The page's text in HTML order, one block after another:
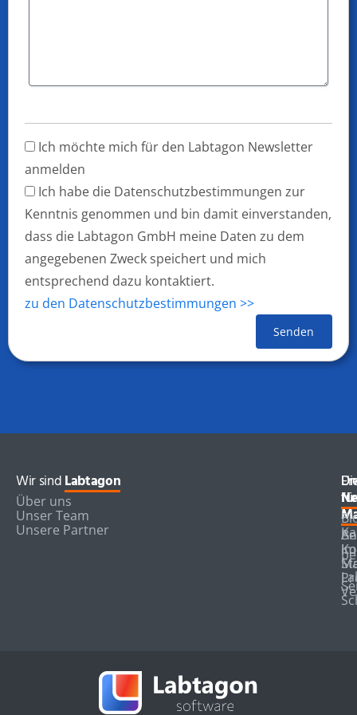
Ich möchte mich für den Labtagon Newsletter
anmelden
Ich habe die Datenschutzbestimmungen zur
Kenntnis genommen und bin damit einverstanden,
dass die Labtagon GmbH meine Daten zu dem
angegebenen Zweck speichert und mich
entsprechend dazu kontaktiert.
zu den Datenschutzbestimmungen >>
Wir sindLabtagon
Über uns
Unser Team
Unsere Partner
für
für